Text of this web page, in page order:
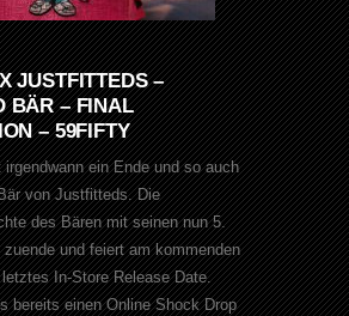
JUSTFITTEDS –
BÄR – FINAL
– 59FIFTY
ein Ende und so auch
von Justfitteds. Die
des Bären mit seinen nun 5.
zuende und feiert am kommenden
In-Store Release Date.
bereits einen Online Shock Drop